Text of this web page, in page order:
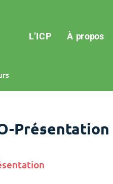
L’ICP À propos
Présentation